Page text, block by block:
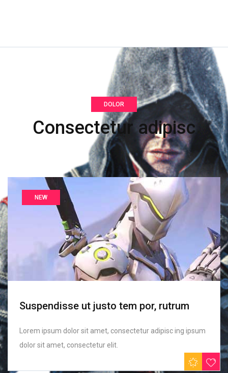
DOLOR
Consectetur adipisc
NEW
Suspendisse ut justo tem por, rutrum
Lorem ipsum dolor sit amet, consectetur adipisc ing ipsum
dolor sit amet, consectetur elit.